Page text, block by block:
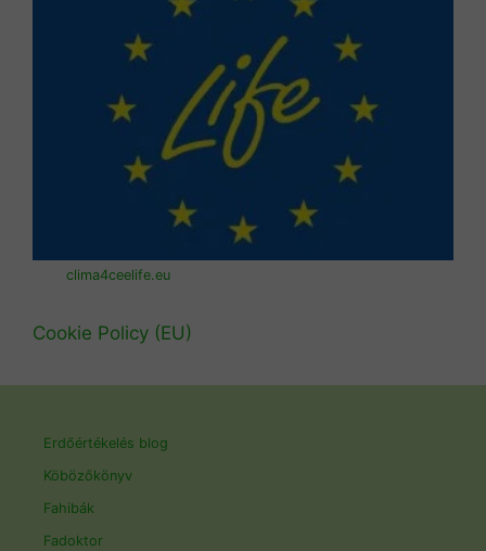
clima4ceelife.eu
Cookie Policy (EU)
Erdőértékelés blog
Köbözőkönyv
Fahibák
Fadoktor